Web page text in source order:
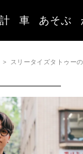
車 あそぶ
スリータイズタトゥー